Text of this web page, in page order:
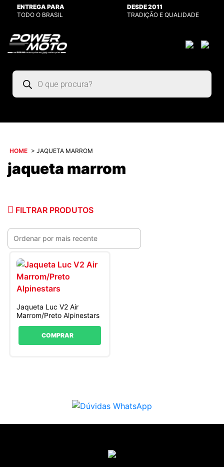
ENTREGA PARA
TODO O BRASIL
DESDE 2011
TRADIÇÃO E QUALIDADE
Pesquisar
produtos
HOME > JAQUETA MARROM
jaqueta marrom
FILTRAR PRODUTOS
Jaqueta Luc V2 Air
Marrom/Preto Alpinestars
COMPRAR